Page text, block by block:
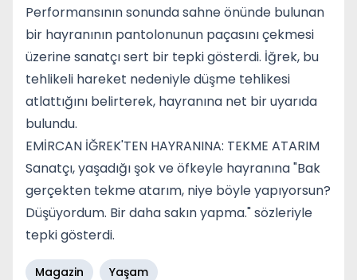
Performansının sonunda sahne önünde bulunan
bir hayranının pantolonunun paçasını çekmesi
üzerine sanatçı sert bir tepki gösterdi. İğrek, bu
tehlikeli hareket nedeniyle düşme tehlikesi
atlattığını belirterek, hayranına net bir uyarıda
bulundu.
EMİRCAN İĞREK'TEN HAYRANINA: TEKME ATARIM
Sanatçı, yaşadığı şok ve öfkeyle hayranına "Bak
gerçekten tekme atarım, niye böyle yapıyorsun?
Düşüyordum. Bir daha sakın yapma." sözleriyle
tepki gösterdi.
Magazin Yaşam